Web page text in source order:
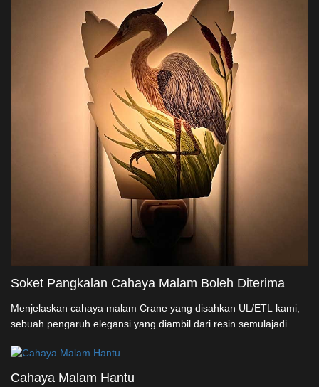
penjual besar, ia memastikan penghargaan kompetitif dan pilihan
yang boleh disesuaikan secara langsung dari penghasil.
Soket Pangkalan Cahaya Malam Boleh Diterima
Menjelaskan cahaya malam Crane yang disahkan UL/ETL kami,
sebuah pengaruh elegansi yang diambil dari resin semulajadi.
bergerak dalam setiap orientasi soket. Sempurna seperti
penghormatan sehari-hari, cahaya kita yang boleh disesuaikan,
Cahaya Malam Hantu